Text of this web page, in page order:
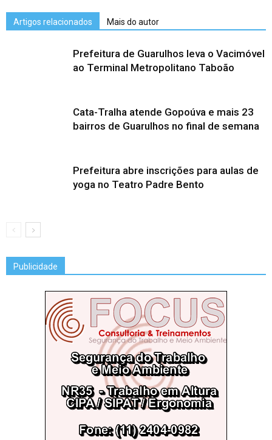
Artigos relacionados Mais do autor
Prefeitura de Guarulhos leva o Vacimóvel
ao Terminal Metropolitano Taboão
Cata-Tralha atende Gopoúva e mais 23
bairros de Guarulhos no final de semana
Prefeitura abre inscrições para aulas de
yoga no Teatro Padre Bento
Publicidade